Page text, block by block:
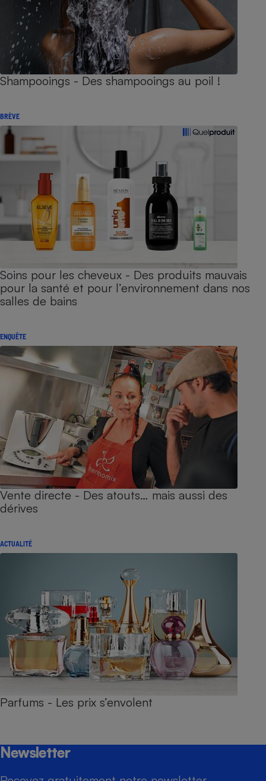
Shampooings - Des shampooings au poil !
BRÈVE
Soins pour les cheveux - Des produits mauvais
pour la santé et pour l’environnement dans nos
salles de bains
ENQUÊTE
Vente directe - Des atouts… mais aussi des
dérives
ACTUALITÉ
Parfums - Les prix s’envolent
Newsletter